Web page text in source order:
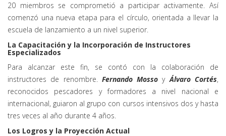
20 miembros se comprometió a participar activamente. Así
comenzó una nueva etapa para el círculo, orientada a llevar la
escuela de lanzamiento a un nivel superior.
La Capacitación y la Incorporación de Instructores
Especializados
Para alcanzar este fin, se contó con la colaboración de
instructores de renombre. Fernando Mosso yÁlvaro Cortés,
reconocidos pescadores y formadores a nivel nacional e
internacional, guiaron al grupo con cursos intensivos dos y hasta
tres veces al año durante 4 años.
Los Logros y la Proyección Actual